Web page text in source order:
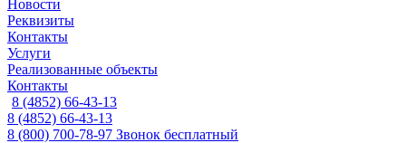
Новости
Реквизиты
Контакты
Услуги
Реализованные объекты
Контакты
8 (4852) 66-43-13
8 (4852) 66-43-13
8 (800) 700-78-97 Звонок бесплатный